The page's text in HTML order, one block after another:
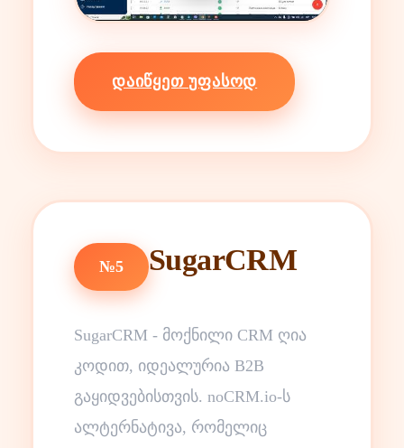
ᲓᲐᲘᲬᲧᲔᲗ ᲣᲤᲐᲡᲝᲓ
№5 SugarCRM
SugarCRM - მოქნილი CRM ღია
კოდით, იდეალურია B2B
გაყიდვებისთვის. noCRM.io-ს
ალტერნატივა, რომელიც